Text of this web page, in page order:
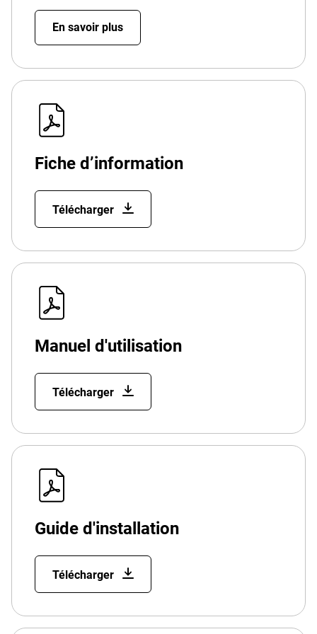
En savoir plus
Fiche d’information
Télécharger
Manuel d'utilisation
Télécharger
Guide d'installation
Télécharger